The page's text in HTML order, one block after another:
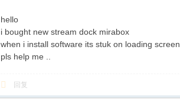
hello
i bought new stream dock mirabox
when i install software its stuk on loading screen
pls help me ..
回复